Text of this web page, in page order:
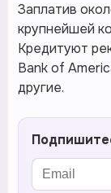
Заплатив
крупнейшей
Кредитуют
Bank of
другие.